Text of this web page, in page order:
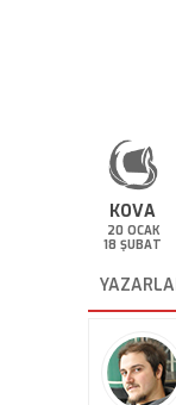
KOVA
20 OCAK
18 ŞUBAT